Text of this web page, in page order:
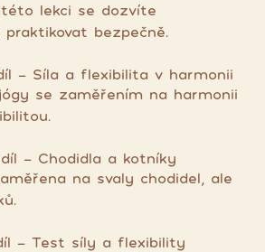
této lekci se dozvíte
bezpečně.
- Síla a flexibilita v harmonii
se zaměřením na harmonii
- Chodidla a kotníky
na svaly chodidel, ale
- Test síly a flexibility